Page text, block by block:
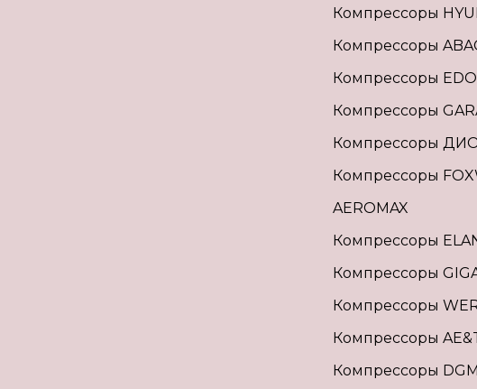
Компрессоры
Компрессоры
Компрессоры
Компрессоры
Компрессоры
Компрессоры
AEROMAX
Компрессоры
Компрессоры
Компрессоры
Компрессоры
Компрессоры DGM